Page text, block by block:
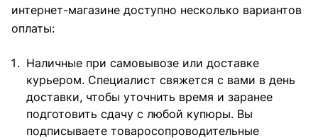
интернет-магазине доступно несколько вариантов
оплаты:
Наличные при самовывозе или доставке
курьером. Специалист свяжется с вами в день
доставки, чтобы уточнить время и заранее
подготовить сдачу с любой купюры. Вы
подписываете товаросопроводительные